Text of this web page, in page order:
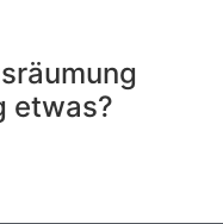
etwas?